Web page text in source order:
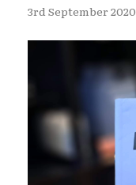
3rd September 2020